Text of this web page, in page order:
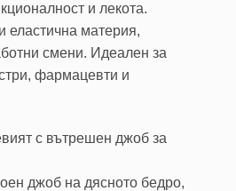
и лекота.
еластична материя,
смени. Идеален за
фармацевти и
с вътрешен джоб за
джоб на дясното бедро,